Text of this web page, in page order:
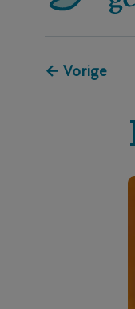
← Vorige